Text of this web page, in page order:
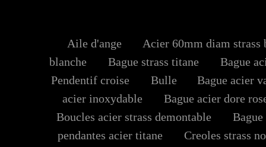
Aile d'ange
Acier 60mm diam strass
blanche
Bague strass titane
Bague
Pendentif croise
Bulle
Bague acier
acier inoxydable
Bague acier dore
Boucles acier strass demontable
Bague
pendantes acier titane
Creoles strass